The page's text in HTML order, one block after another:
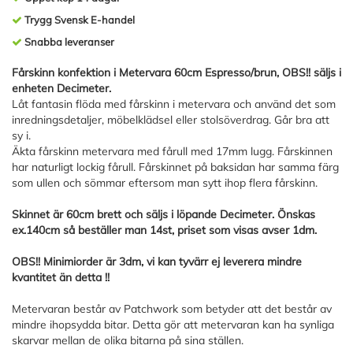
Trygg Svensk E-handel
Snabba leveranser
Fårskinn konfektion i Metervara 60cm Espresso/brun, OBS!! säljs i
enheten Decimeter.
Låt fantasin flöda med fårskinn i metervara och använd det som
inredningsdetaljer, möbelklädsel eller stolsöverdrag. Går bra att
sy i.
Äkta fårskinn metervara med fårull med 17mm lugg. Fårskinnen
har naturligt lockig fårull. Fårskinnet på baksidan har samma färg
som ullen och sömmar eftersom man sytt ihop flera fårskinn.
Skinnet är 60cm brett och säljs i löpande Decimeter. Önskas
ex.140cm så beställer man 14st, priset som visas avser 1dm.
OBS!! Minimiorder är 3dm, vi kan tyvärr ej leverera mindre
kvantitet än detta !!
Metervaran består av Patchwork som betyder att det består av
mindre ihopsydda bitar. Detta gör att metervaran kan ha synliga
skarvar mellan de olika bitarna på sina ställen.